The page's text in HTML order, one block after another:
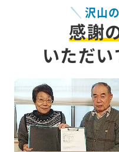
沢山
感謝
いただい